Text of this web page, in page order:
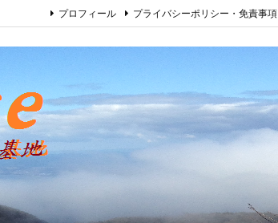
プロフィール プライバシーポリシー・免責事項